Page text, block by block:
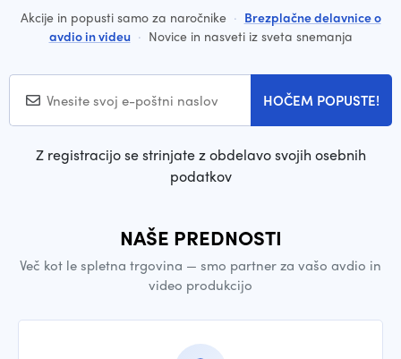
Akcije in popusti samo za naročnike · Brezplačne delavnice o
avdio in videu · Novice in nasveti iz sveta snemanja
HOČEM POPUSTE!
Z registracijo se strinjate z obdelavo svojih osebnih
podatkov
NAŠE PREDNOSTI
Več kot le spletna trgovina — smo partner za vašo avdio in
video produkcijo